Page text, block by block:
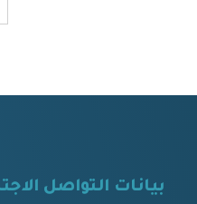
بيانات التواصل